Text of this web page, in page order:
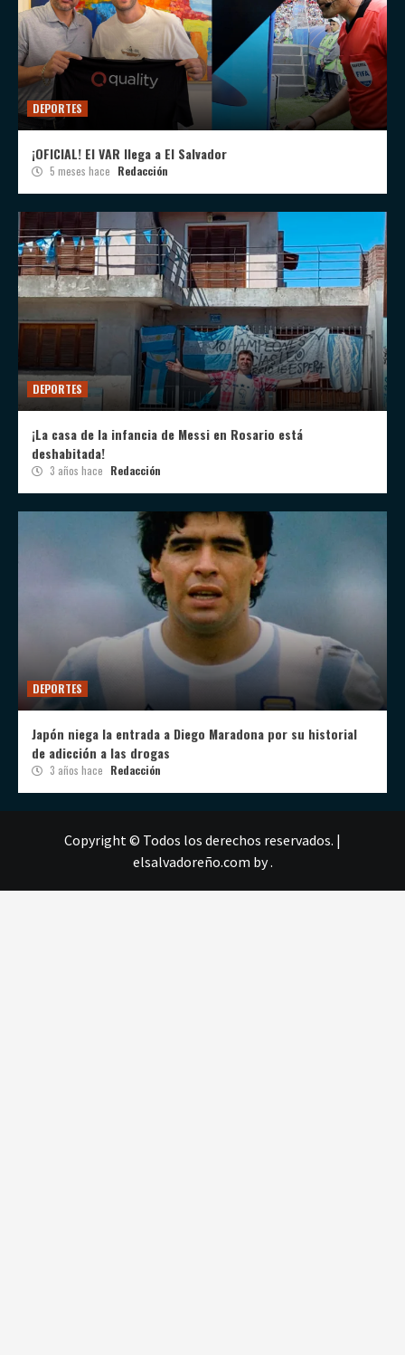
DEPORTES
¡OFICIAL! El VAR llega a El Salvador
5 meses hace Redacción
DEPORTES
¡La casa de la infancia de Messi en Rosario está
deshabitada!
3 años hace Redacción
DEPORTES
Japón niega la entrada a Diego Maradona por su historial
de adicción a las drogas
3 años hace Redacción
Copyright © Todos los derechos reservados. |
elsalvadoreño.com by .